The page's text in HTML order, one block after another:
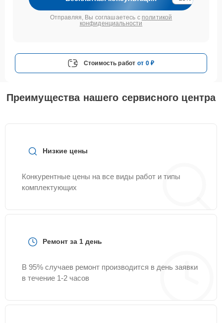
Отправляя, Вы соглашаетесь с политикой
конфиденциальности
Стоимость работ от 0 ₽
Преимущества нашего сервисного центра
Низкие цены
Конкурентные цены на все виды работ и типы
комплектующих
Ремонт за 1 день
В 95% случаев ремонт производится в день заявки
в течение 1-2 часов